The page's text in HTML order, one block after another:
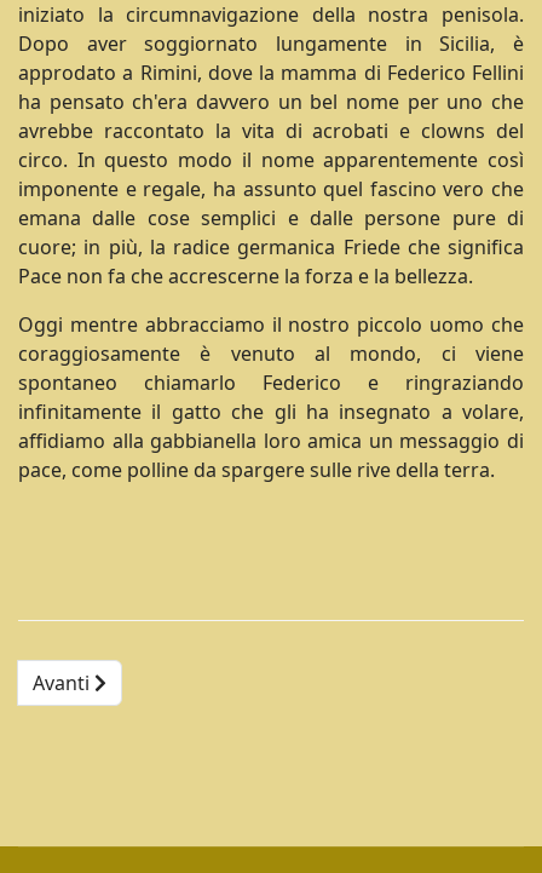
iniziato la circumnavigazione della nostra penisola.
Dopo aver soggiornato lungamente in Sicilia, è
approdato a Rimini, dove la mamma di Federico Fellini
ha pensato ch'era davvero un bel nome per uno che
avrebbe raccontato la vita di acrobati e clowns del
circo. In questo modo il nome apparentemente così
imponente e regale, ha assunto quel fascino vero che
emana dalle cose semplici e dalle persone pure di
cuore; in più, la radice germanica Friede che significa
Pace non fa che accrescerne la forza e la bellezza.
Oggi mentre abbracciamo il nostro piccolo uomo che
coraggiosamente è venuto al mondo, ci viene
spontaneo chiamarlo Federico e ringraziando
infinitamente il gatto che gli ha insegnato a volare,
affidiamo alla gabbianella loro amica un messaggio di
pace, come polline da spargere sulle rive della terra.
Avanti